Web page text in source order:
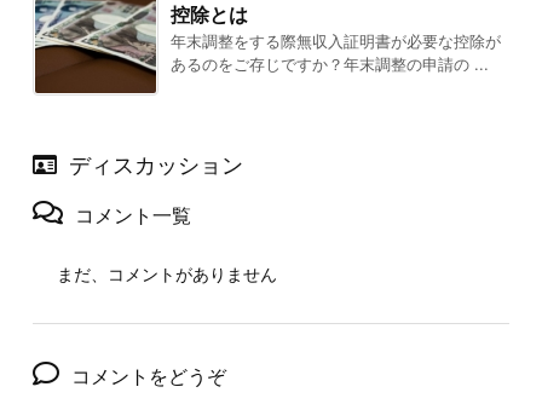
控除とは
年末調整をする際無収入証明書が必要な控除が
あるのをご存じですか？年末調整の申請の ...
ディスカッション
コメント一覧
まだ、コメントがありません
コメントをどうぞ